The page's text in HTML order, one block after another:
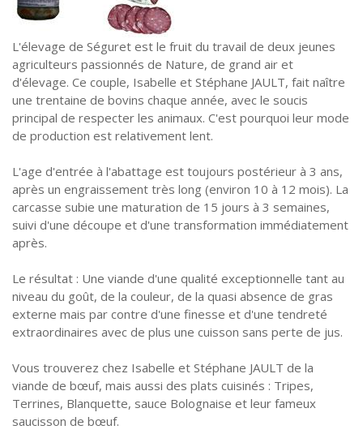
L'élevage de Séguret est le fruit du travail de deux jeunes
agriculteurs passionnés de Nature, de grand air et
d'élevage. Ce couple, Isabelle et Stéphane JAULT, fait naître
une trentaine de bovins chaque année, avec le soucis
principal de respecter les animaux. C'est pourquoi leur mode
de production est relativement lent.
L'age d'entrée à l'abattage est toujours postérieur à 3 ans,
après un engraissement très long (environ 10 à 12 mois). La
carcasse subie une maturation de 15 jours à 3 semaines,
suivi d'une découpe et d'une transformation immédiatement
après.
Le résultat : Une viande d'une qualité exceptionnelle tant au
niveau du goût, de la couleur, de la quasi absence de gras
externe mais par contre d'une finesse et d'une tendreté
extraordinaires avec de plus une cuisson sans perte de jus.
Vous trouverez chez Isabelle et Stéphane JAULT de la
viande de bœuf, mais aussi des plats cuisinés : Tripes,
Terrines, Blanquette, sauce Bolognaise et leur fameux
saucisson de bœuf.